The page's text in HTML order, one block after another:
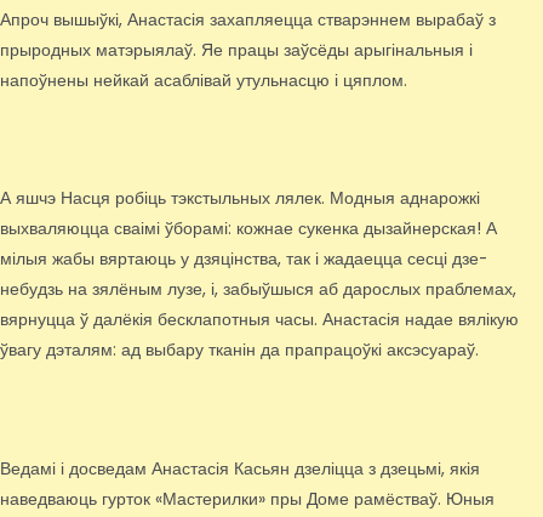
Апроч вышыўкі, Анастасія захапляецца стварэннем вырабаў з
прыродных матэрыялаў. Яе працы заўсёды арыгінальныя і
напоўнены нейкай асаблівай утульнасцю і цяплом.
А яшчэ Насця робіць тэкстыльных лялек. Модныя аднарожкі
выхваляюцца сваімі ўборамі: кожнае сукенка дызайнерская! А
мілыя жабы вяртаюць у дзяцінства, так і жадаецца сесці дзе-
небудзь на зялёным лузе, і, забыўшыся аб дарослых праблемах,
вярнуцца ў далёкія бесклапотныя часы. Анастасія надае вялікую
ўвагу дэталям: ад выбару тканін да прапрацоўкі аксэсуараў.
Ведамі і досведам Анастасія Касьян дзеліцца з дзецьмі, якія
наведваюць гурток «Мастерилки» пры Доме рамёстваў. Юныя